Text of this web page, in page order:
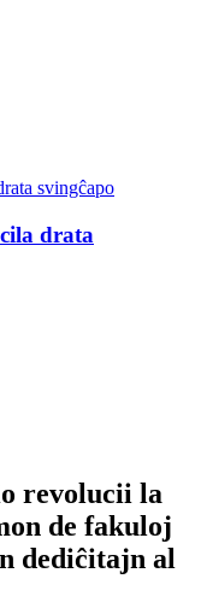
drata
revolucii la
de fakuloj
dediĉitajn al